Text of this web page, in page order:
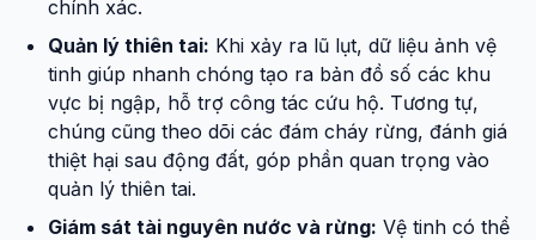
chính xác.
Quản lý thiên tai: Khi xảy ra lũ lụt, dữ liệu ảnh vệ
tinh giúp nhanh chóng tạo ra bản đồ số các khu
vực bị ngập, hỗ trợ công tác cứu hộ. Tương tự,
chúng cũng theo dõi các đám cháy rừng, đánh giá
thiệt hại sau động đất, góp phần quan trọng vào
quản lý thiên tai.
Giám sát tài nguyên nước và rừng: Vệ tinh có thể